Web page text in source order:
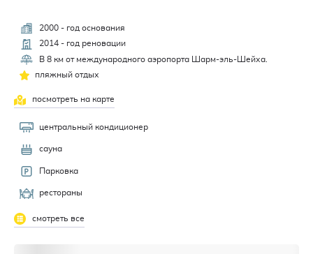
2000 - год основания
2014 - год реновации
В 8 км от международного аэропорта Шарм-эль-Шейха.
пляжный отдых
посмотреть на карте
центральный кондиционер
сауна
Парковка
рестораны
смотреть все